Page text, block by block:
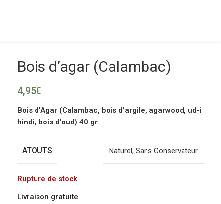
Bois d’agar (Calambac)
4,95€
Bois d’Agar (Calambac, bois d’argile, agarwood, ud-i
hindi, bois d’oud) 40 gr
ATOUTS Naturel, Sans Conservateur
Rupture de stock
Livraison gratuite